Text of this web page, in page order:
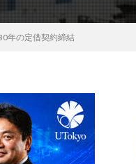
年の定借契約締結